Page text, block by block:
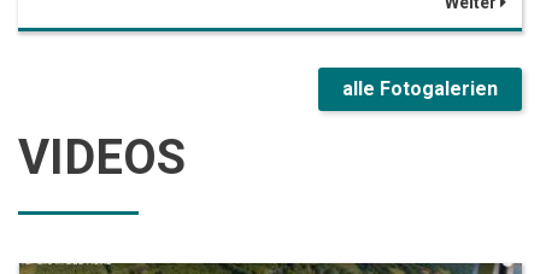
alle Fotogalerien
VIDEOS